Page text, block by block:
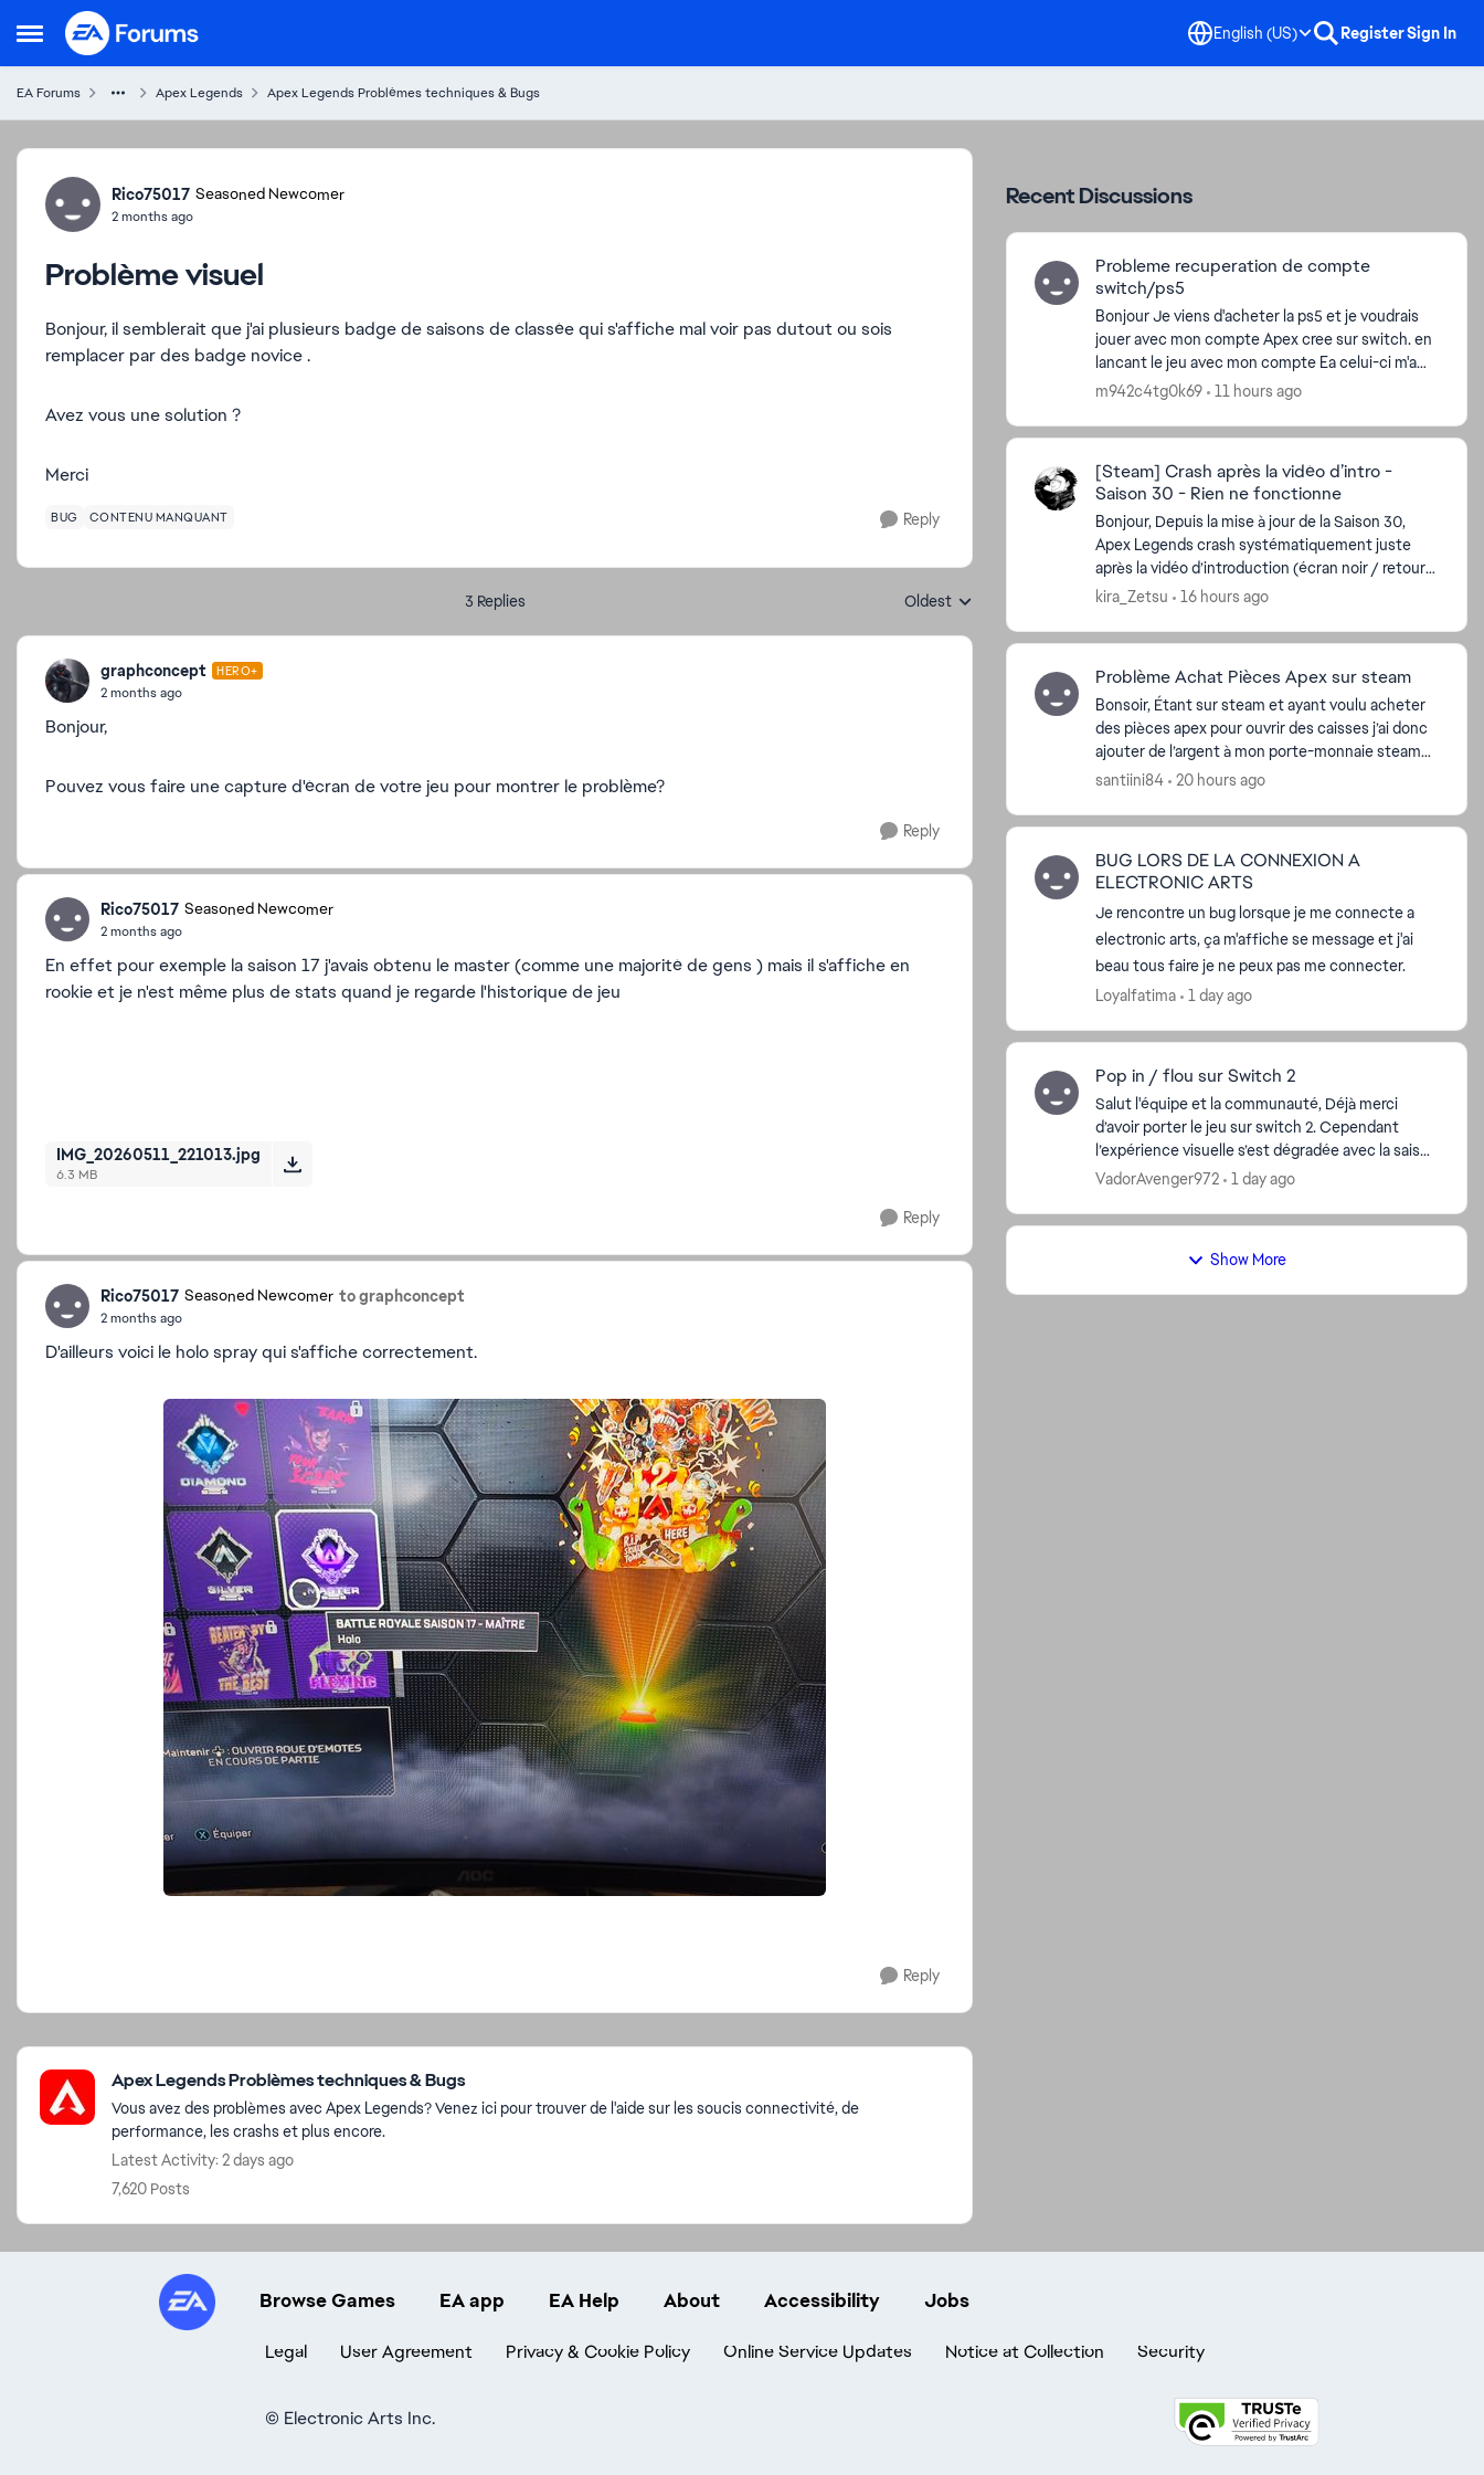
Open Side Menu
Skip to content English (US) RegisterSign In
EA Forums Apex Legends Apex Legends Problèmes techniques & Bugs
Forum Discussion
Rico75017 Seasoned Newcomer
2 months ago
Problème visuel
Bonjour, il semblerait que j'ai plusieurs badge de saisons de classée qui s'affiche mal voir pas dutout ou sois
remplacer par des badge novice .
Avez vous une solution ?
Merci
BUG CONTENU MANQUANT Reply
3 Replies Replies sorted by
Oldest
graphconcept HERO+
2 months ago
Bonjour,
Pouvez vous faire une capture d'écran de votre jeu pour montrer le problème?
Reply
Rico75017 Seasoned Newcomer
2 months ago
En effet pour exemple la saison 17 j'avais obtenu le master (comme une majorité de gens ) mais il s'affiche en
rookie et je n'est même plus de stats quand je regarde l'historique de jeu
IMG_20260511_221013.jpg
6.3 MB
Reply
Rico75017 Seasoned Newcomer to graphconcept
2 months ago
D'ailleurs voici le holo spray qui s'affiche correctement.
Reply
Featured Places
Apex Legends Problèmes techniques & Bugs
Vous avez des problèmes avec Apex Legends? Venez ici pour trouver de l'aide sur les soucis connectivité, de
performance, les crashs et plus encore.
Latest Activity: 2 days ago
7,620 Posts
Recent Discussions
Probleme recuperation de compte
switch/ps5
Bonjour Je viens d'acheter la ps5 et je voudrais
jouer avec mon compte Apex cree sur switch. en
lancant le jeu avec mon compte Ea celui-ci m'a
cree un nouveau compte Apex au lieu de
m942c4tg0k69 11 hours ago
[Steam] Crash après la vidéo d’intro -
Saison 30 - Rien ne fonctionne
Bonjour, Depuis la mise à jour de la Saison 30,
Apex Legends crash systématiquement juste
après la vidéo d’introduction (écran noir / retour
au bureau sans message d’erreur). Ce que j’ai déjà
kira_Zetsu 16 hours ago
Problème Achat Pièces Apex sur steam
Bonsoir, Étant sur steam et ayant voulu acheter
des pièces apex pour ouvrir des caisses j’ai donc
ajouter de l’argent à mon porte-monnaie steam
et ensuite voulu procéder à la transaction. Quand
santiini84 20 hours ago
BUG LORS DE LA CONNEXION A
ELECTRONIC ARTS
Je rencontre un bug lorsque je me connecte a
electronic arts, ça m'affiche se message et j'ai
beau tous faire je ne peux pas me connecter.
Loyalfatima
1 day ago
Pop in / flou sur Switch 2
Salut l'équipe et la communauté, Déjà merci
d’avoir porter le jeu sur switch 2. Cependant
l’expérience visuelle s’est dégradée avec la saison
29. En effet il y a beaucoup de pop in sur les
VadorAvenger972 1 day ago
Show More
Browse Games EA app EA Help About Accessibility Jobs
Legal User Agreement Privacy & Cookie Policy Online Service Updates Notice at Collection Security
© Electronic Arts Inc.